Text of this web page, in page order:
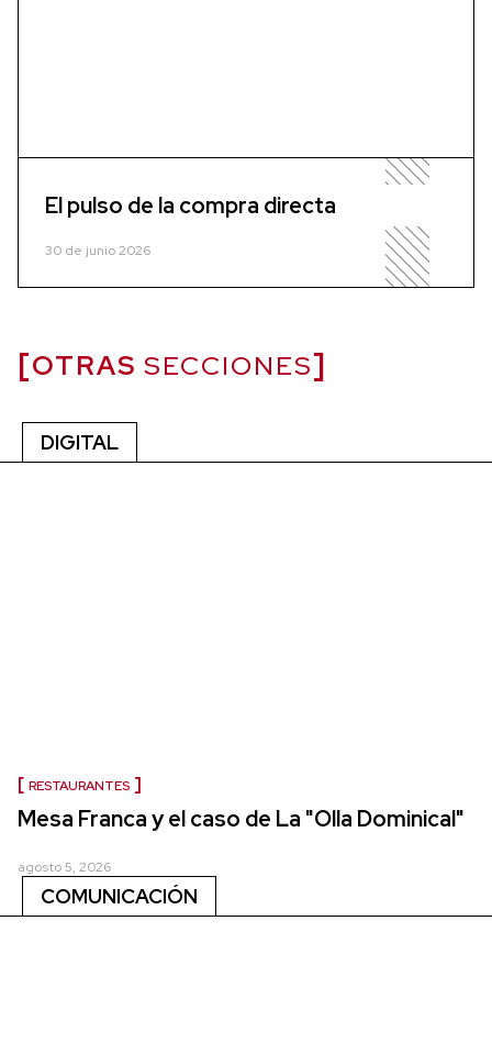
El pulso de la compra directa
30 de junio 2026
OTRAS SECCIONES
DIGITAL
RESTAURANTES
Mesa Franca y el caso de La "Olla Dominical"
agosto 5, 2026
COMUNICACIÓN